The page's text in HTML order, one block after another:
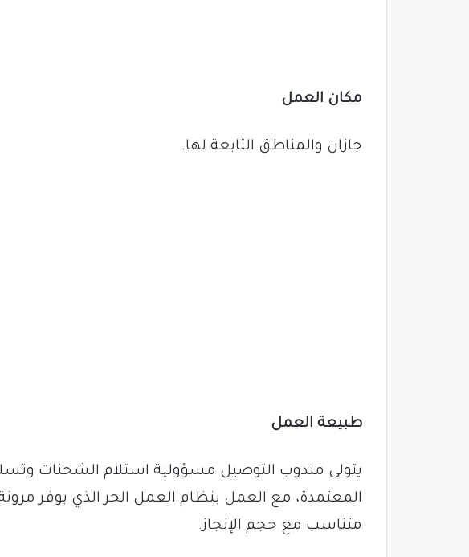
مكان العمل
جازان والمناطق التابعة لها.
طبيعة العمل
يتولى مندوب التوصيل مسؤولية استلام الشحنات
المعتمدة، مع العمل بنظام العمل الحر الذي يوفر
متناسب مع حجم الإنجاز.